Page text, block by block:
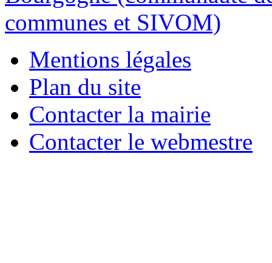
Mentions légales
Plan du site
Contacter la mairie
Contacter le webmestre